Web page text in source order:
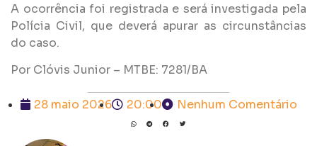
A ocorrência foi registrada e será investigada pela
Polícia Civil, que deverá apurar as circunstâncias
do caso.
Por Clóvis Junior – MTBE: 7281/BA
28 maio 2026 20:00 Nenhum Comentário